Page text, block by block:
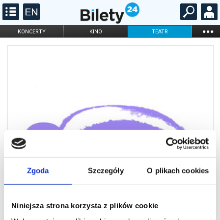
Zgoda Szczegóły O plikach cookies
Niniejsza strona korzysta z plików cookie
KONCERTY KINO TEATR ...
FILHARMONIA OPERA I BALET